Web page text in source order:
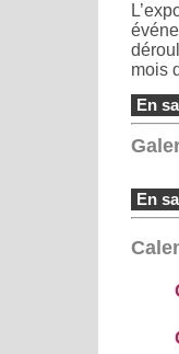
mois
En
En